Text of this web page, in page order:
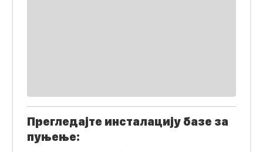
Прегледајте инсталацију базе за
пуњење: